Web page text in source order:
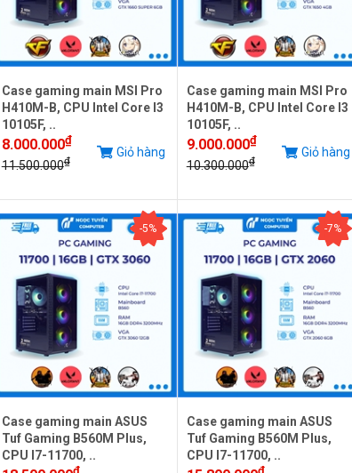
Case gaming main MSI Pro
H410M-B, CPU Intel Core I3
10105F, ..
8.000.000₫
11.500.000₫
Giỏ hàng
Case gaming main MSI Pro
H410M-B, CPU Intel Core I3
10105F, ..
9.000.000₫
10.300.000₫
Giỏ hàng
-5%
Case gaming main ASUS
Tuf Gaming B560M Plus,
CPU I7-11700, ..
-7%
Case gaming main ASUS
Tuf Gaming B560M Plus,
CPU I7-11700, ..